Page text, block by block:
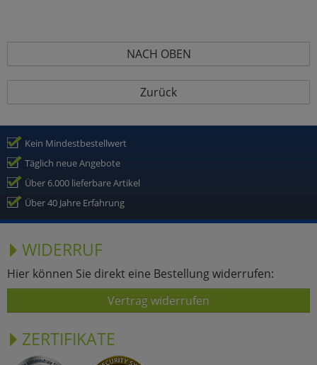
NACH OBEN
Zurück
Kein Mindestbestellwert
Täglich neue Angebote
Über 6.000 lieferbare Artikel
Über 40 Jahre Erfahrung
WIDERRUF
Hier können Sie direkt eine Bestellung widerrufen:
Vertrag widerrufen
ZERTIFIKATE